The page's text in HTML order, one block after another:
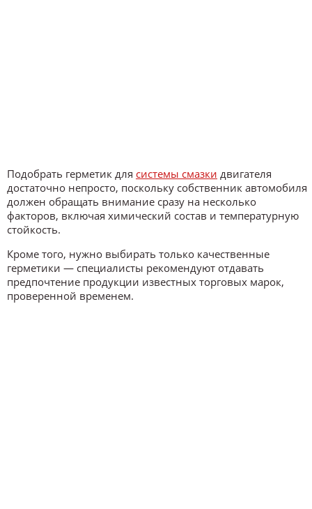
Подобрать герметик для системы смазки двигателя
достаточно непросто, поскольку собственник автомобиля
должен обращать внимание сразу на несколько
факторов, включая химический состав и температурную
стойкость.
Кроме того, нужно выбирать только качественные
герметики — специалисты рекомендуют отдавать
предпочтение продукции известных торговых марок,
проверенной временем.